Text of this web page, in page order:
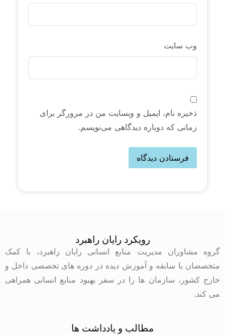
وب‌ سایت
ذخیره نام، ایمیل و وبسایت من در مرورگر برای
زمانی که دوباره دیدگاهی می‌نویسم.
رویکرد رایان راهبرد
گروه مشاوران مدیریت منابع انسانی رایان راهبرد، با کمک
متخصصان با سابقه و آموزش دیده در دوره های تخصصی داخل و
خارج کشور، سازمان ها را در سفر بهبود منابع انسانی همراهی
می کند.
مطالب و یادداشت ها